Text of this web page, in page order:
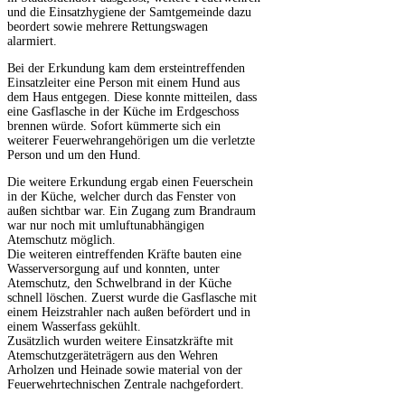
und die Einsatzhygiene der Samtgemeinde dazu
beordert sowie mehrere Rettungswagen
alarmiert.
Bei der Erkundung kam dem ersteintreffenden
Einsatzleiter eine Person mit einem Hund aus
dem Haus entgegen. Diese konnte mitteilen, dass
eine Gasflasche in der Küche im Erdgeschoss
brennen würde. Sofort kümmerte sich ein
weiterer Feuerwehrangehörigen um die verletzte
Person und um den Hund.
Die weitere Erkundung ergab einen Feuerschein
in der Küche, welcher durch das Fenster von
außen sichtbar war. Ein Zugang zum Brandraum
war nur noch mit umluftunabhängigen
Atemschutz möglich.
Die weiteren eintreffenden Kräfte bauten eine
Wasserversorgung auf und konnten, unter
Atemschutz, den Schwelbrand in der Küche
schnell löschen. Zuerst wurde die Gasflasche mit
einem Heizstrahler nach außen befördert und in
einem Wasserfass gekühlt.
Zusätzlich wurden weitere Einsatzkräfte mit
Atemschutzgeräteträgern aus den Wehren
Arholzen und Heinade sowie material von der
Feuerwehrtechnischen Zentrale nachgefordert.